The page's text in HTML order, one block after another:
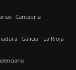
Cantabria
Galicia La Rioja